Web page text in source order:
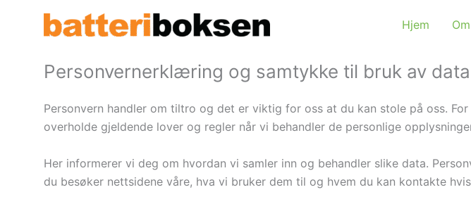
innholdet
Hjem
Personvernerklæring og samtykke til bruk av
Personvern handler om tiltro og det er viktig for oss at du kan stole på oss.
overholde gjeldende lover og regler når vi behandler de personlige
Her informerer vi deg om hvordan vi samler inn og behandler slike data.
du besøker nettsidene våre, hva vi bruker dem til og hvem du kan kontakte